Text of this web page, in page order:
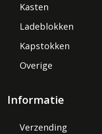
Kasten
Ladeblokken
Kapstokken
Overige
Informatie
Verzending